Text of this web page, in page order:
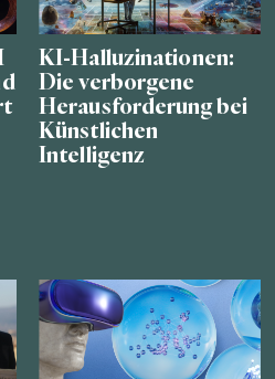
KI-Halluzinationen:
Die verborgene
Herausforderung bei
Künstlichen
Intelligenz